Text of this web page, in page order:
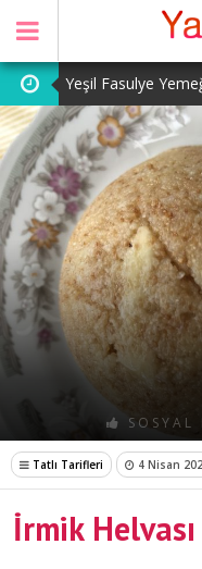
Yeşil Fasulye
Patates Kavurması
Şeker Pare
Yeşil Mercimek
Tarhana Çorbası
SOSYAL
Tatlı Tarifleri 4 Nisan
İrmik Helvası